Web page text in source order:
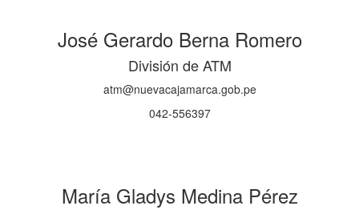
José Gerardo Berna Romero
División de ATM
atm@nuevacajamarca.gob.pe
042-556397
María Gladys Medina Pérez